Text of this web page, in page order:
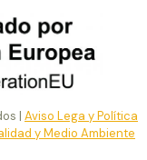
| Aviso Lega y Política
y Medio Ambiente